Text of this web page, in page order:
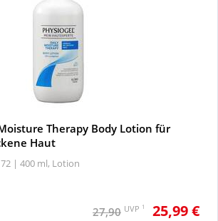
Therapy Body Lotion für
Haut
| 400 ml, Lotion
27,90 UVP 1 25,99 €